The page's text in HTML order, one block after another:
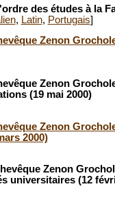
des études à la
, Latin, Portugais]
Zenon
Zenon
(19 mai 2000)
Zenon
2000)
Zenon
universitaires (12